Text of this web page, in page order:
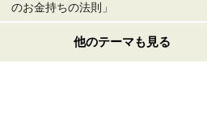
のお金持ちの法則」
他のテーマも見る